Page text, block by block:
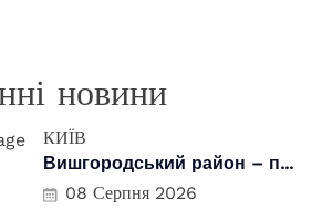
новини
КИЇВ
Вишгородський район – п...
08 Серпня 2026